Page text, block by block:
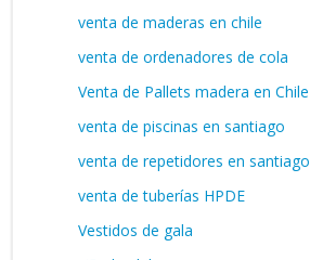
venta de maderas en chile
venta de ordenadores de cola
Venta de Pallets madera en Chile
venta de piscinas en santiago
venta de repetidores en santiago
venta de tuberías HPDE
Vestidos de gala